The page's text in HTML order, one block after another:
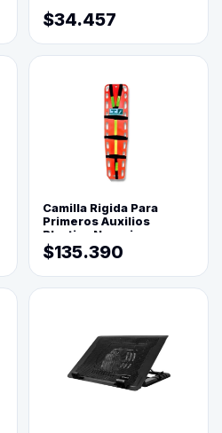
$34.457
Camilla Rigida Para
Primeros Auxilios
Plastica Naranja
$135.390